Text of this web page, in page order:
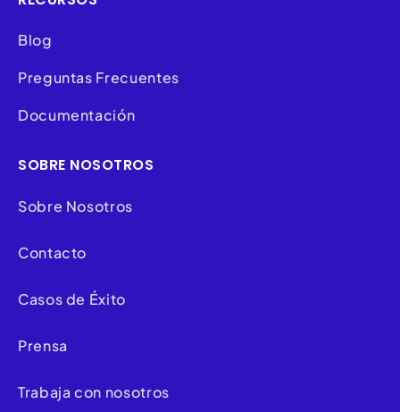
Blog
Preguntas Frecuentes
Documentación
SOBRE NOSOTROS
Sobre Nosotros
Contacto
Casos de Éxito
Prensa
Trabaja con nosotros